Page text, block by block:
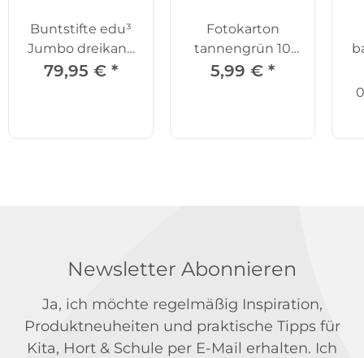
Buntstifte edu³
Jumbo dreikant,
144er Set
79,95 € *
Fotokarton
tannengrün 10
Bögen
5,99 € *
Newsletter Abonnieren
Ja, ich möchte regelmäßig Inspiration,
Produktneuheiten und praktische Tipps für
Kita, Hort & Schule per E-Mail erhalten. Ich